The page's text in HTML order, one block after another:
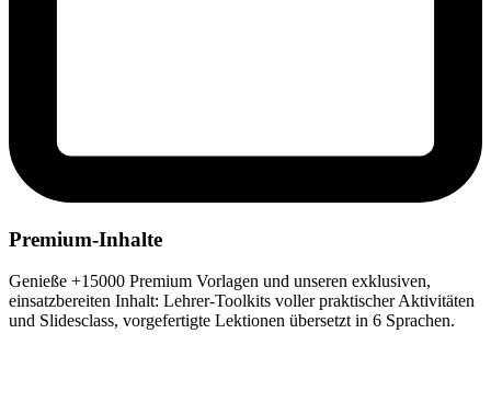
Premium-Inhalte
Genieße +15000 Premium Vorlagen und unseren exklusiven,
einsatzbereiten Inhalt: Lehrer-Toolkits voller praktischer Aktivitäten
und Slidesclass, vorgefertigte Lektionen übersetzt in 6 Sprachen.